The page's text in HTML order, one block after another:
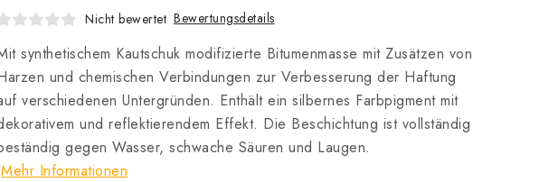
Nicht bewertet Bewertungsdetails
synthetischem Kautschuk modifizierte Bitumenmasse mit Zusätzen von
und chemischen Verbindungen zur Verbesserung der Haftung
verschiedenen Untergründen. Enthält ein silbernes Farbpigment mit
und reflektierendem Effekt. Die Beschichtung ist vollständig
gegen Wasser, schwache Säuren und Laugen.
Mehr Informationen